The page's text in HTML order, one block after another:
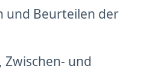
und Beurteilen der
Zwischen- und